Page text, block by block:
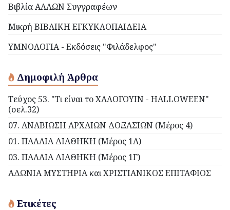
Βιβλία ΑΛΛΩΝ Συγγραφέων
Μικρή ΒΙΒΛΙΚΗ ΕΓΚΥΚΛΟΠΑΙΔΕΙΑ
ΥΜΝΟΛΟΓΙΑ - Εκδόσεις "Φιλάδελφος"
Δημοφιλή Άρθρα
Τεύχος 53. "Τι είναι το ΧΑΛΟΓΟΥΙΝ - HALLOWEEN"
(σελ.32)
07. ΑΝΑΒΙΩΣΗ ΑΡΧΑΙΩΝ ΔΟΞΑΣΙΩΝ (Μέρος 4)
01. ΠΑΛΑΙΑ ΔΙΑΘΗΚΗ (Μέρος 1Α)
03. ΠΑΛΑΙΑ ΔΙΑΘΗΚΗ (Μέρος 1Γ)
ΑΔΩΝΙΑ ΜΥΣΤΗΡΙΑ και ΧΡΙΣΤΙΑΝΙΚΟΣ ΕΠΙΤΑΦΙΟΣ
Ετικέτες